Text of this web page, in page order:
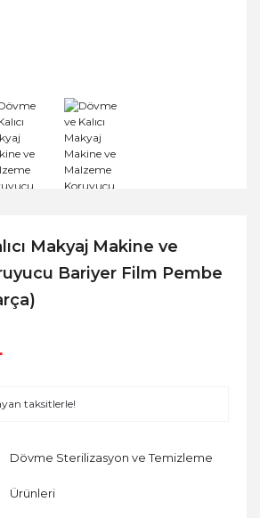
Makyaj Makine ve
Bariyer Film Pembe
taksitlerle!
Dövme Sterilizasyon ve Temizleme
Ürünleri